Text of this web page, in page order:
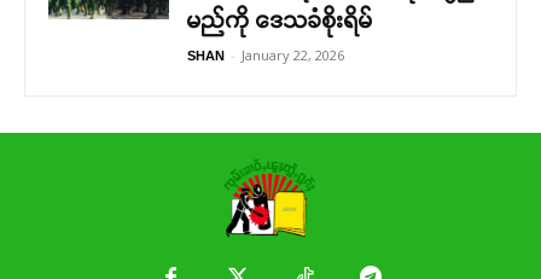
မည်ကို ဒေသခံစိုးရိမ်
SHAN - January 22, 2026